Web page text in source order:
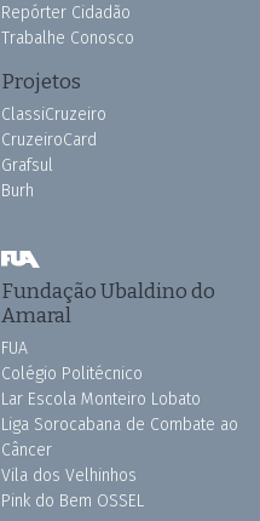
Repórter Cidadão
Trabalhe Conosco
Projetos
ClassiCruzeiro
CruzeiroCard
Grafsul
Burh
Fundação Ubaldino do
Amaral
FUA
Colégio Politécnico
Lar Escola Monteiro Lobato
Liga Sorocabana de Combate ao
Câncer
Vila dos Velhinhos
Pink do Bem OSSEL